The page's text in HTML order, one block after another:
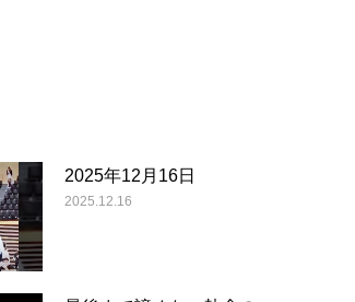
2025年12月16日
2025.12.16